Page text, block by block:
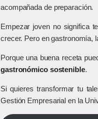
acompañada de preparación.
Empezar joven no significa
crecer. Pero en gastronomía,
Porque una buena receta
gastronómico sostenible.
Si quieres transformar tu
Gestión Empresarial en la